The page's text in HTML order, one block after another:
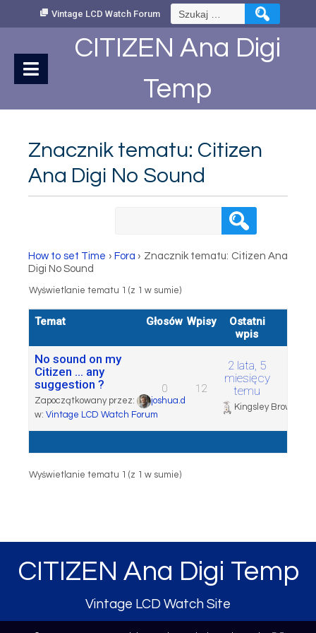
Vintage LCD Watch Forum Szukaj:
CITIZEN Ana Digi
Temp
Znacznik tematu: Citizen
Ana Digi No Sound
How to set Time › Fora › Znacznik tematu: Citizen Ana
Digi No Sound
Wyświetlanie tematu 1 (z 1 w sumie)
Temat Głosów Wpisy
Ostatni
wpis
No sound on my
Citizen … any
suggestion ?
Zapoczątkowany przez:
joshua.d
w: Vintage LCD Watch Forum
0 12
2 lata, 5
miesięcy
temu
Kingsley Brown
Wyświetlanie tematu 1 (z 1 w sumie)
CITIZEN Ana Digi Temp
Vintage LCD Watch Site